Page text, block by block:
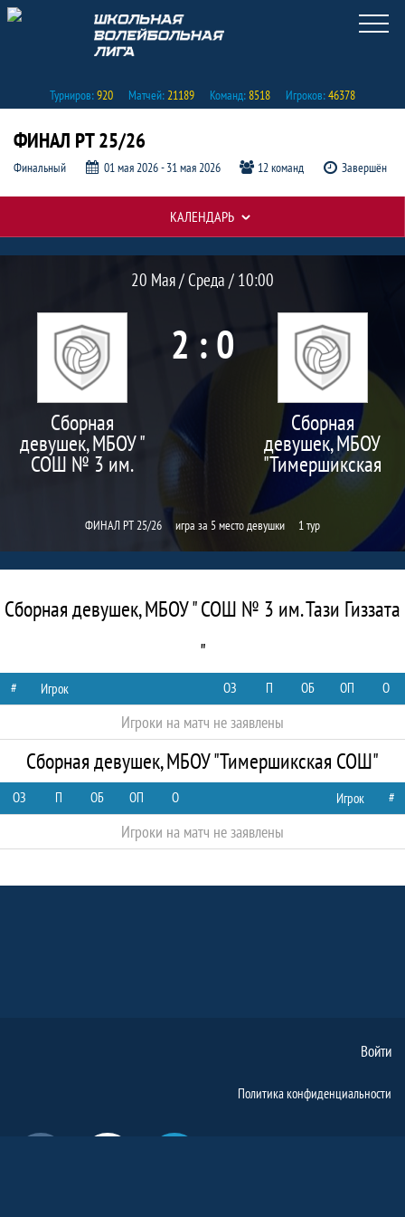
Турниров:920 Матчей:21189 Команд:8518 Игроков:46378
ФИНАЛ РТ 25/26
Финальный 01 мая 2026 - 31 мая 2026 12 команд Завершён
Протокол и события матча
Матч
20 Мая / Среда / 10:00
Сборная
девушек, МБОУ "
СОШ № 3 им.
2 : 0
Сборная
девушек, МБОУ
"Тимершикская
СОШ"
ФИНАЛ РТ 25/26 игра за 5 место девушки 1 тур
Сборная девушек, МБОУ " СОШ № 3 им. Тази Гиззата
"
# Игрок ОЗ П ОБ ОП О
Игроки на матч не заявлены
Сборная девушек, МБОУ "Тимершикская СОШ"
ОЗ П ОБ ОП О Игрок #
Игроки на матч не заявлены
КАЛЕНДАРЬ
Войти
Политика конфиденциальности